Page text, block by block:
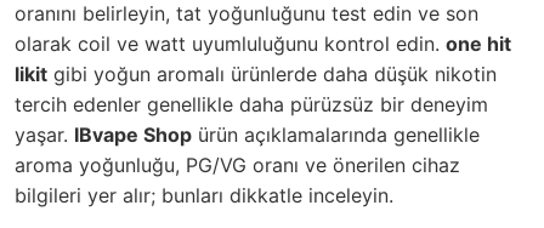
oranını belirleyin, tat yoğunluğunu test edin ve son
olarak coil ve watt uyumluluğunu kontrol edin. one hit
likit gibi yoğun aromalı ürünlerde daha düşük nikotin
tercih edenler genellikle daha pürüzsüz bir deneyim
yaşar. IBvape Shop ürün açıklamalarında genellikle
aroma yoğunluğu, PG/VG oranı ve önerilen cihaz
bilgileri yer alır; bunları dikkatle inceleyin.